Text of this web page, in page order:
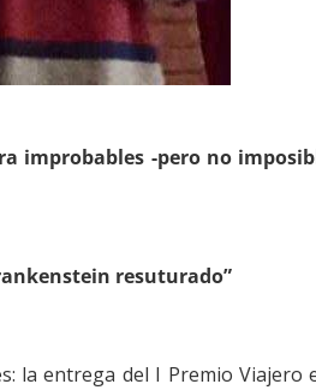
improbables -pero no
resuturado”
la entrega del I Premio